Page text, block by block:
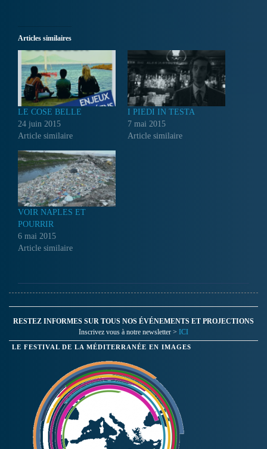
Articles similaires
LE COSE BELLE
24 juin 2015
Article similaire
I PIEDI IN TESTA
7 mai 2015
Article similaire
VOIR NAPLES ET
POURRIR
6 mai 2015
Article similaire
RESTEZ INFORMES SUR TOUS NOS ÉVÉNEMENTS ET PROJECTIONS
Inscrivez vous à notre newsletter > ICI
LE FESTIVAL DE LA MÉDITERRANÉE EN IMAGES